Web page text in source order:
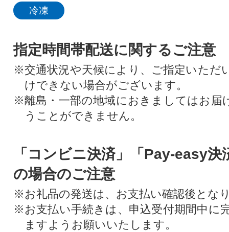
冷凍
指定時間帯配送に関するご注意
※交通状況や天候により、ご指定いただ
けできない場合がございます。
※離島・一部の地域におきましてはお届
うことができません。
「コンビニ決済」「Pay-easy決
の場合のご注意
※お礼品の発送は、お支払い確認後とな
※お支払い手続きは、申込受付期間中に
ますようお願いいたします。